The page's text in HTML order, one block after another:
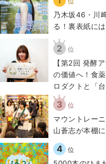
乃木坂46・川
る！裏表紙に
2 位
【第2回 発酵
の価値へ！食
ロダクトと「
3 位
マウントレー
山蒼志が本棚
4 位